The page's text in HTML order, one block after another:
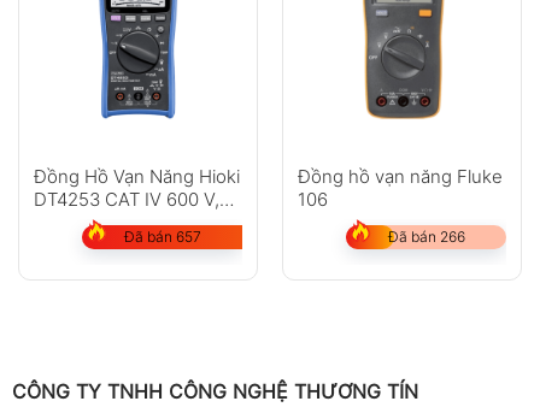
Đồng Hồ Vạn Năng Hioki
DT4253 CAT IV 600 V,
CAT III 1000 V
Đã bán 657
Đồng hồ vạn năng Fluke
106
Đã bán 266
CÔNG TY TNHH CÔNG NGHỆ THƯƠNG TÍN